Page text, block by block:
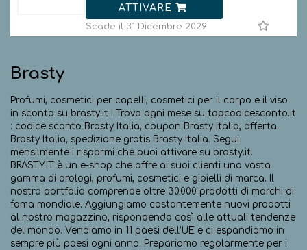
ATTIVARE
Scade il 31 Dicembre 2029
Brasty
Profumi, cosmetici per capelli, cosmetici per il corpo e il viso
in sconto su brasty.it ! Trova ogni mese su topcodicesconto.it
: codice sconto Brasty Italia, coupon Brasty Italia, offerta
Brasty Italia, spedizione gratis Brasty Italia. Segui
mensilmente i risparmi che puoi attivare su brasty.it.
BRASTY.IT è un e-shop che offre ai suoi clienti una vasta
gamma di orologi, profumi, cosmetici e gioielli di marca. Il
nostro portfolio comprende oltre 30.000 prodotti di marchi di
fama mondiale. Aggiungiamo costantemente nuovi prodotti
al nostro magazzino, rispondendo così alle attuali tendenze
del mondo. Vendiamo in 11 paesi dell’UE e ci espandiamo in
sempre più paesi ogni anno. Prepariamo regolarmente per i